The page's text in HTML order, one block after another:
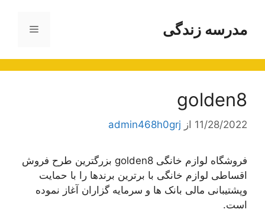
محتوامدرسه زندگی فهرست
golden8
11/28/2022 از admin468h0grj
فروشگاه لوازم خانگی golden8 بزرگترین طرح فروش
اقساطی لوازم خانگی با برترین برندها را با حمایت
وپشتیبانی مالی بانک ها و سرمایه گزاران آغاز نموده
است.